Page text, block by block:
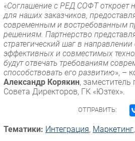
«Соглашение с РЕД СОФТ откроет
для наших заказчиков,
современным и востребованным
решениям. Партнерство
стратегический шаг в
эффективных и совместимых
будут отвечать требованиям
способствовать его развитию», –
Александр Корякин, заместитель
Совета Директоров, ГК «Юзтех».
ОТПРАВИТЬ:
Тематики: Интеграция, Маркетинг,